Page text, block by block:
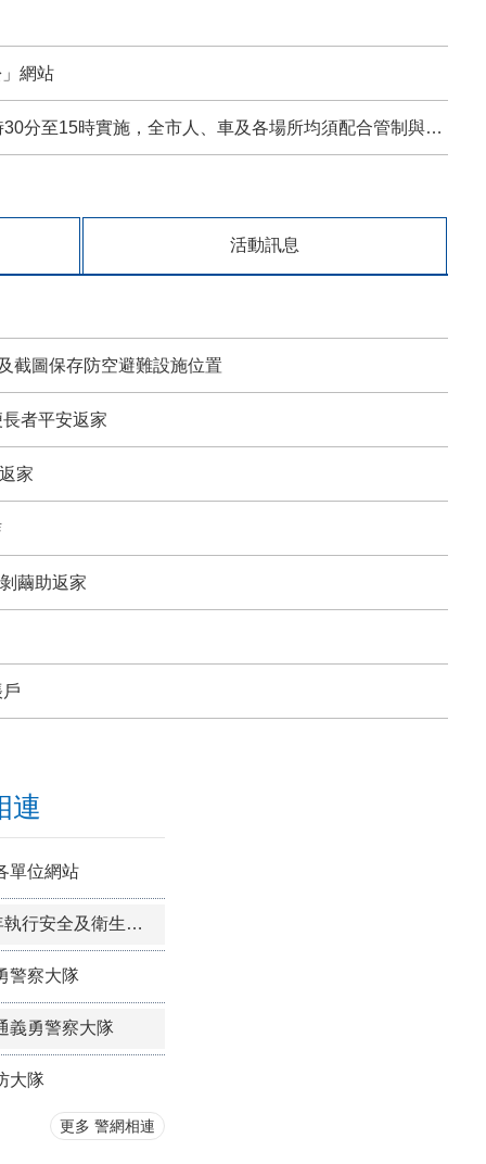
網站
施，全市人、車及各場所均須配合管制與避難演練，以免受罰。
活動訊息
截圖保存防空避難設施位置
者平安返家
家
繭助返家
連
單位網站
本局114年執行安全及衛生防護措施年度書面報告
警察大隊
義勇警察大隊
大隊
更多 警網相連